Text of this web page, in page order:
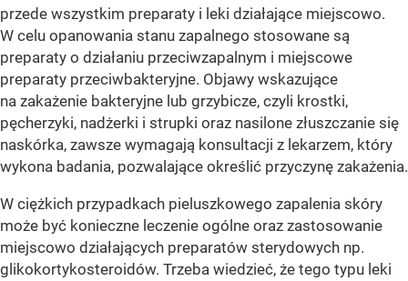
przede wszystkim preparaty i leki działające miejscowo.
W celu opanowania stanu zapalnego stosowane są
preparaty o działaniu przeciwzapalnym i miejscowe
preparaty przeciwbakteryjne. Objawy wskazujące
na zakażenie bakteryjne lub grzybicze, czyli krostki,
pęcherzyki, nadżerki i strupki oraz nasilone złuszczanie się
naskórka, zawsze wymagają konsultacji z lekarzem, który
wykona badania, pozwalające określić przyczynę zakażenia.
W ciężkich przypadkach pieluszkowego zapalenia skóry
może być konieczne leczenie ogólne oraz zastosowanie
miejscowo działających preparatów sterydowych np.
glikokortykosteroidów. Trzeba wiedzieć, że tego typu leki